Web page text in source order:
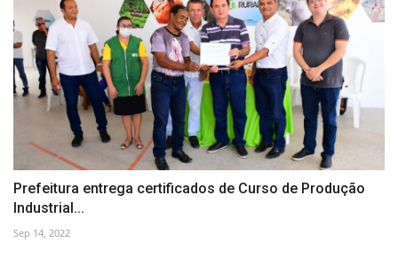
Prefeitura entrega certificados de Curso de Produção
Industrial...
Sep 14, 2022